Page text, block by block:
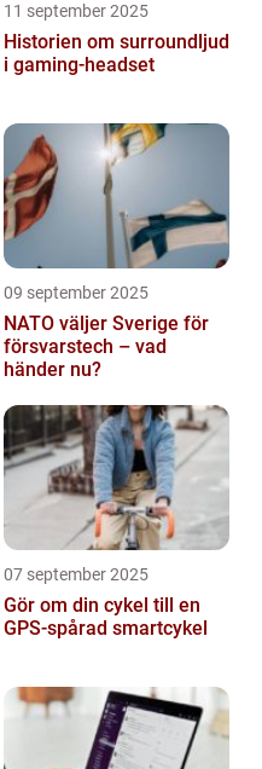
11 september 2025
Historien om surroundljud
i gaming-headset
09 september 2025
NATO väljer Sverige för
försvarstech – vad
händer nu?
07 september 2025
Gör om din cykel till en
GPS-spårad smartcykel